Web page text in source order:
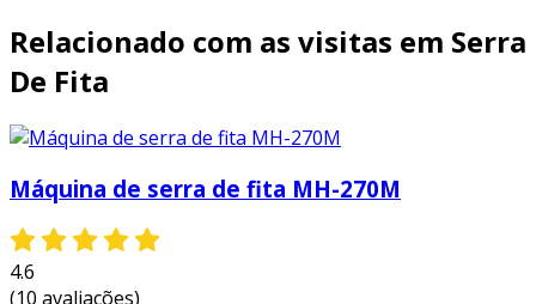
estruturas mais complexas em aço,
proporcionando um acabamento fino.
corte de painéis e componentes
precisão nas medidas.
indústria automotiva:
componentes metálicos em peças
automativas, sendo crucial para o
Relacionado com as visitas em Serra
De Fita
Máquina de serra de fita MH-270M
4.6
(10 avaliações)